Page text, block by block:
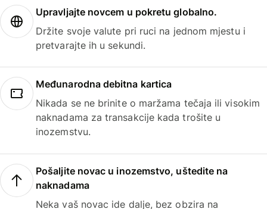
Upravljajte novcem u pokretu globalno.
Držite svoje valute pri ruci na jednom mjestu i
pretvarajte ih u sekundi.
Međunarodna debitna kartica
Nikada se ne brinite o maržama tečaja ili visokim
naknadama za transakcije kada trošite u
inozemstvu.
Pošaljite novac u inozemstvo, uštedite na
naknadama
Neka vaš novac ide dalje, bez obzira na